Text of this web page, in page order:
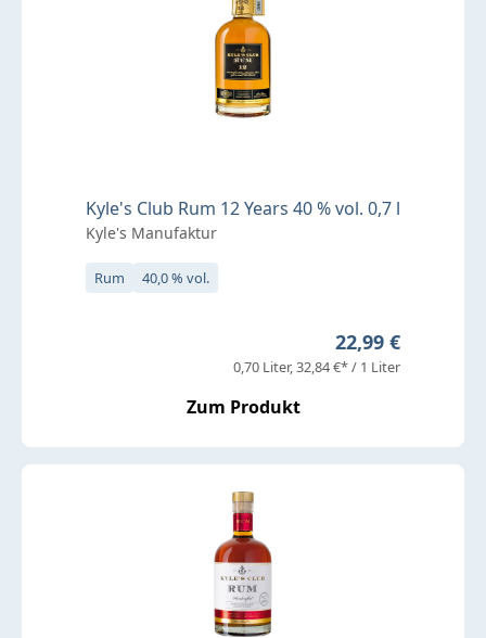
Kyle's Club Rum 12 Years 40 % vol. 0,7 l
Kyle's Manufaktur
Rum 40,0 % vol.
Regulärer Preis:
22,99 €
0,70 Liter 32,84 €* / 1 Liter
Zum Produkt